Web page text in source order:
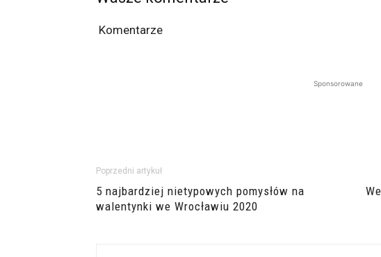
Komentarze
Sponsorowane
Poprzedni artykuł
5 najbardziej nietypowych pomysłów na
walentynki we Wrocławiu 2020